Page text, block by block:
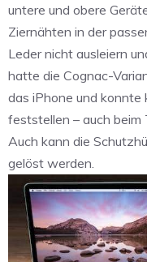
untere und obere
Ziernähten in der
Leder nicht ausleiern
hatte die Cognac-
das iPhone und konnte
feststellen – auch beim
Auch kann die
gelöst werden.